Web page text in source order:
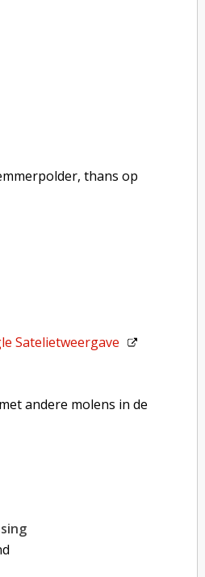
Satelietweergave
met andere molens in de